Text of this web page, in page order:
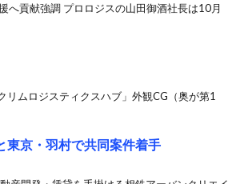
へ貢献強調 プロロジスの山田御酒社長は10月
ムロジスティクスハブ」外観CG（奥が第1
東京・羽村で共同案件着手